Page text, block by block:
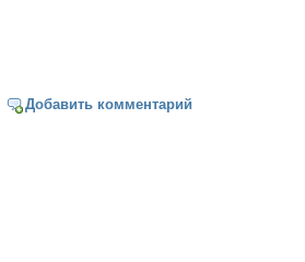
Добавить комментарий